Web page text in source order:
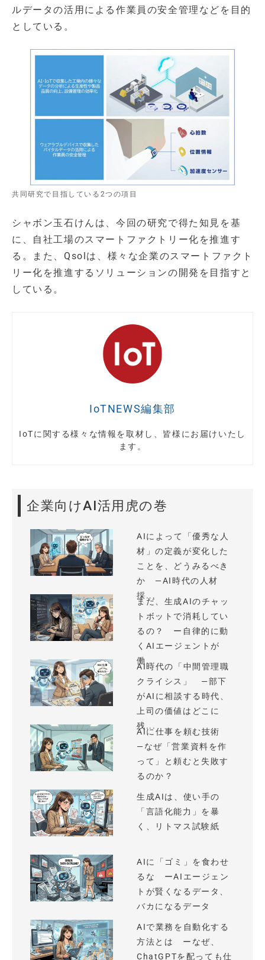
ルデータの活用による作業員の安全管理などを目的
としている。
共同研究で目指している2つの項目
シャボン玉石けんは、今回の研究で得た知見を基
に、自社工場のスマートファクトリー化を推進す
る。また、Qsolは、様々な企業のスマートファクト
リー化を推進するソリューションの開発を目指すと
している。
IoTNEWS編集部
IoTに関する様々な情報を取材し、皆様にお届けいたし
ます。
企業向けAI活用虎の巻
AIによって「優秀な人
材」の定義が変化した
ことを、どうみるべき
か —AI時代の人材
採...
まだ、生成AIのチャッ
トボットで消耗してい
るの？ ー自律的に動
くAIエージェントが
働...
AI時代の「中間管理職
クライシス」 —部下
がAIに相談する時代、
上司の価値はどこに
残...
AIに仕事を頼む技術
—なぜ「営業資料を作
って」と頼むと失敗す
るのか？
生成AIは、使い手の
「言語化能力」を暴
く、リトマス試験紙
AIに「ゴミ」を食わせ
るな ーAIエージェン
トが賢くなるデータ、
バカになるデータ
AIで業務を自動化する
方法とは ーなぜ、
ChatGPTを配っても仕